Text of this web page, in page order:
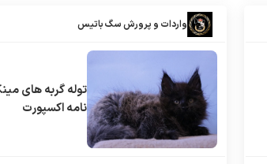
واردات و پرورش سگ باتیس
توله گربه های
نامه اکسپورت